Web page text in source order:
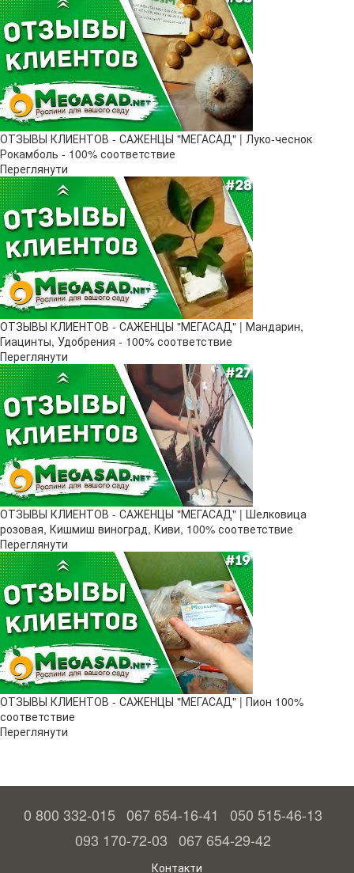
ОТЗЫВЫ КЛИЕНТОВ - САЖЕНЦЫ "МЕГАСАД" | Луко-чеснок
Рокамболь - 100% соответствие
Переглянути
ОТЗЫВЫ КЛИЕНТОВ - САЖЕНЦЫ "МЕГАСАД" | Мандарин,
Гиацинты, Удобрения - 100% соответствие
Переглянути
ОТЗЫВЫ КЛИЕНТОВ - САЖЕНЦЫ "МЕГАСАД" | Шелковица
розовая, Кишмиш виноград, Киви, 100% соответствие
Переглянути
ОТЗЫВЫ КЛИЕНТОВ - САЖЕНЦЫ "МЕГАСАД" | Пион 100%
соответствие
Переглянути
0 800 332-015 067 654-16-41
050 515-46-13
093 170-72-03 067 654-29-42
Контакти